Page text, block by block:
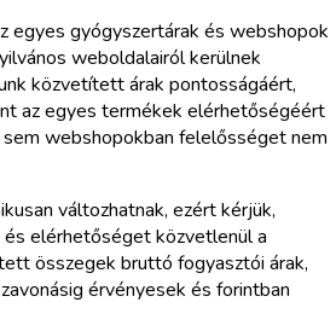
egyes gyógyszertárak és webshopok
weboldalairól kerülnek
közvetített árak pontosságáért,
az egyes termékek elérhetőségéért
webshopokban felelősséget nem
változhatnak, ezért kérjük,
elérhetőséget közvetlenül a
összegek bruttó fogyasztói árak,
érvényesek és forintban